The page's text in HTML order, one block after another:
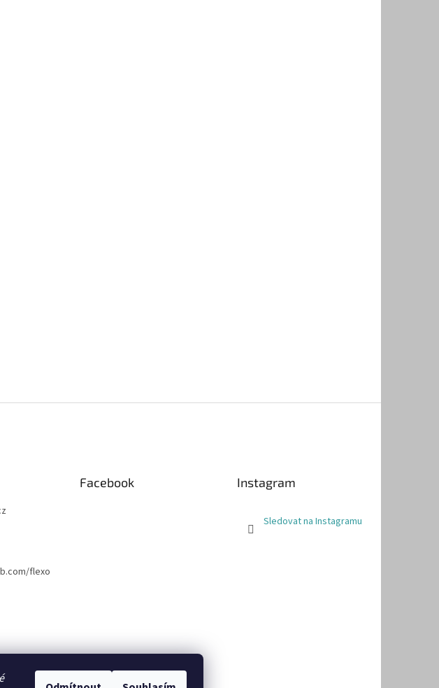
flexo
Facebook Instagram
Sledovat na Instagramu